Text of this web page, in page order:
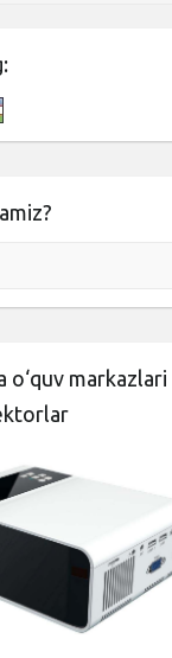
o‘quv markazlari